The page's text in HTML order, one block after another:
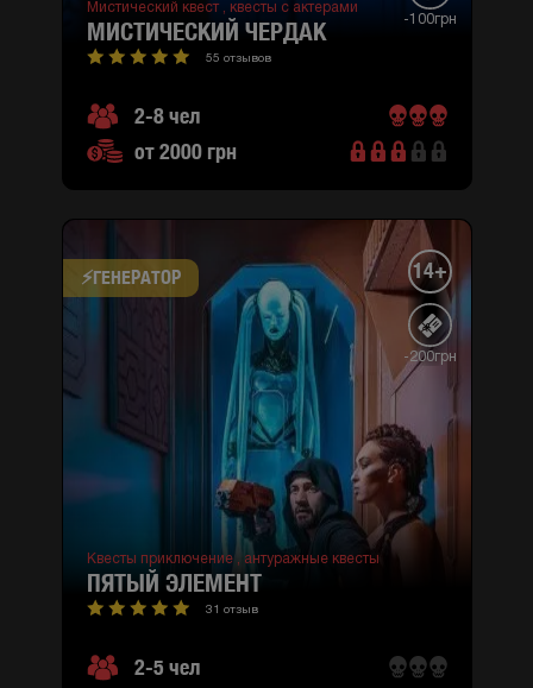
-100грн
Мистический квест , квесты с актерами
МИСТИЧЕСКИЙ ЧЕРДАК
55 отзывов
2-8 чел
от 2000 грн
⚡​ГЕНЕРАТОР 14+
-200грн
Квесты приключение , антуражные квесты
ПЯТЫЙ ЭЛЕМЕНТ
31 отзыв
2-5 чел